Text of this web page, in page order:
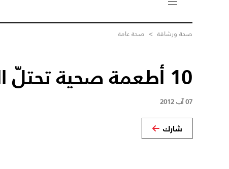
صحة ورشاقة > صحة عامة
10 أطعمة صحية تحتلّ المراتب الأولى
07 آب 2012
شارك